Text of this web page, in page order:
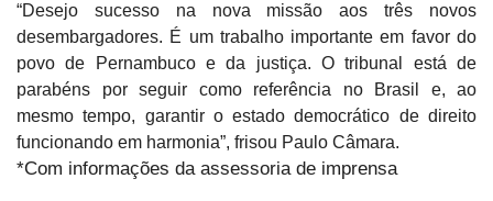
“Desejo sucesso na nova missão aos três novos
desembargadores. É um trabalho importante em favor do
povo de
Pernambucoe da justiça. O tribunal está de
parabéns por seguir como referência no Brasil e, ao
mesmo tempo, garantir o estado democrático de direito
funcionando em harmonia”, frisou Paulo Câmara.
*Com informações da assessoria de imprensa